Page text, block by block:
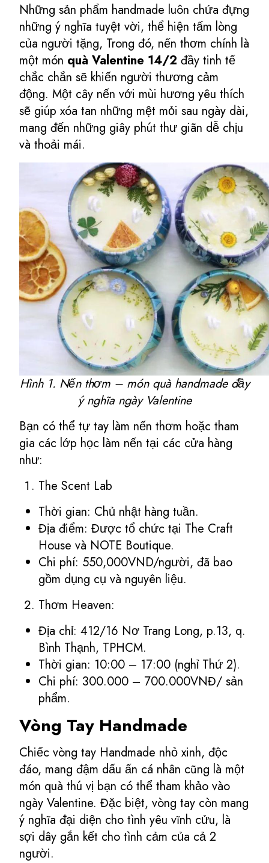
Những sản phẩm handmade luôn chứa đựng
những ý nghĩa tuyệt vời, thể hiện tấm lòng
của người tặng, Trong đó, nến thơm chính là
một món quà Valentine 14/2 đầy tinh tế
chắc chắn sẽ khiến người thương cảm
động. Một cây nến với mùi hương yêu thích
sẽ giúp xóa tan những mệt mỏi sau ngày dài,
mang đến những giây phút thư giãn dễ chịu
và thoải mái.
Hình 1. Nến thơm – món quà handmade đầy
ý nghĩa ngày Valentine
Bạn có thể tự tay làm nến thơm hoặc tham
gia các lớp học làm nến tại các cửa hàng
như:
The Scent Lab
Thời gian: Chủ nhật hàng tuần.
Địa điểm: Được tổ chức tại The Craft
House và NOTE Boutique.
Chi phí: 550,000VND/người, đã bao
gồm dụng cụ và nguyên liệu.
Thơm Heaven:
Địa chỉ: 412/16 Nơ Trang Long, p.13, q.
Bình Thạnh, TPHCM.
Thời gian: 10:00 – 17:00 (nghỉ Thứ 2).
Chi phí: 300.000 – 700.000VNĐ/ sản
phẩm.
Vòng Tay Handmade
Chiếc vòng tay Handmade nhỏ xinh, độc
đáo, mang đậm dấu ấn cá nhân cũng là một
món quà thú vị bạn có thể tham khảo vào
ngày Valentine. Đặc biệt, vòng tay còn mang
ý nghĩa đại diện cho tình yêu vĩnh cửu, là
sợi dây gắn kết cho tình cảm của cả 2
người.